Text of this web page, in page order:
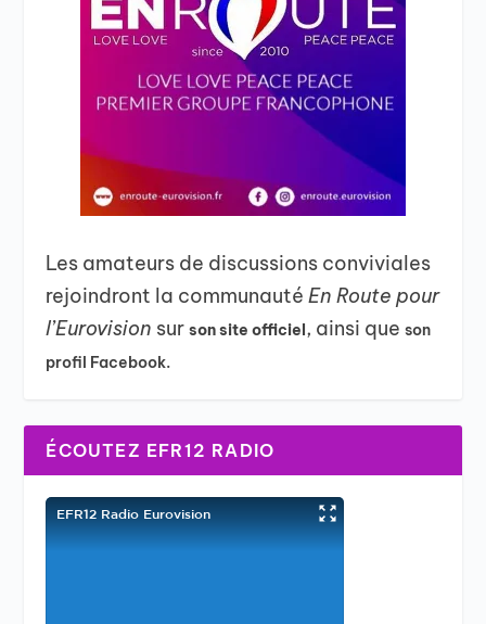
Les amateurs de discussions conviviales
rejoindront la communautéEn Route pour
l’Eurovision surson site officiel, ainsi queson
profil Facebook.
ÉCOUTEZ EFR12 RADIO